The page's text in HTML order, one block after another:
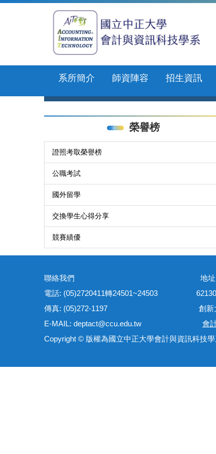
系所簡介 師資陣容 招生資訊
榮譽榜
證照考取榮譽榜
公職考試
國外留學
交換學生心得分享
競賽績優
聯絡我們 地
電話: (05)2720411轉24501~24503 621301
傳真: (05)272-1197 創新大樓管理學
E-MAIL: deptact@ccu.edu.tw 會
Copyright © 版權為國立中正大學會